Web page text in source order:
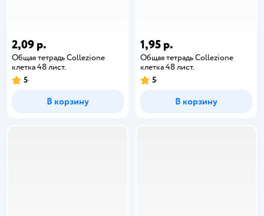
2,09 р.
Общая тетрадь Collezione
клетка 48 лист.
5
В корзину
1,95 р.
Общая тетрадь Collezione
клетка 48 лист.
5
В корзину